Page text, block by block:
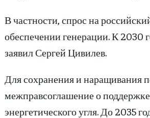
В частности, спрос на
обеспечении генерации. К 2030
заявил Сергей Цивилев.
Для сохранения и наращивания
межправсоглашение о
энергетического угля. До 2035